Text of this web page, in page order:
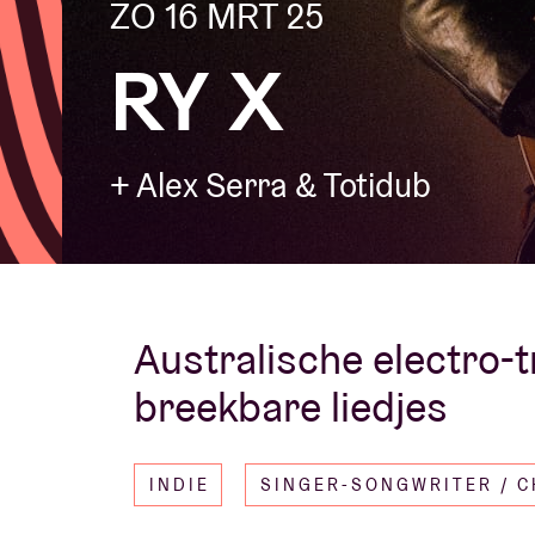
AB ❤ you
ZO 16 MRT 25
RY X
+ Alex Serra & Totidub
Australische electro-
breekbare liedjes
INDIE SINGER-SONGWRITER /